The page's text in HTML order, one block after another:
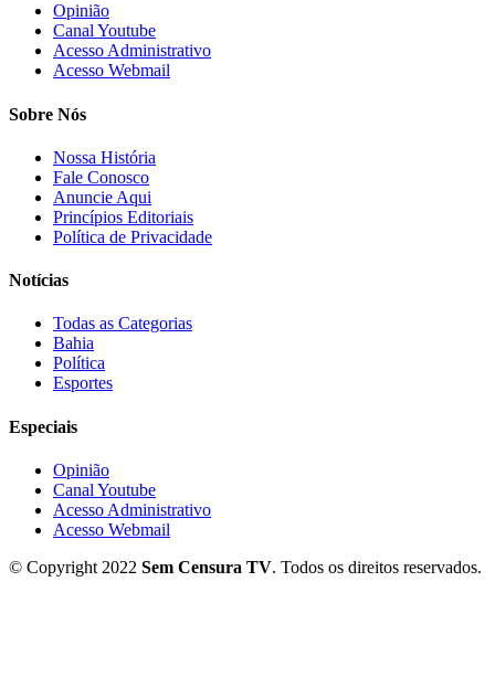
Opinião
Canal Youtube
Acesso Administrativo
Acesso Webmail
Sobre Nós
Nossa História
Fale Conosco
Anuncie Aqui
Princípios Editoriais
Política de Privacidade
Notícias
Todas as Categorias
Bahia
Política
Esportes
Especiais
Opinião
Canal Youtube
Acesso Administrativo
Acesso Webmail
© Copyright 2022 Sem Censura TV. Todos os direitos reservados.